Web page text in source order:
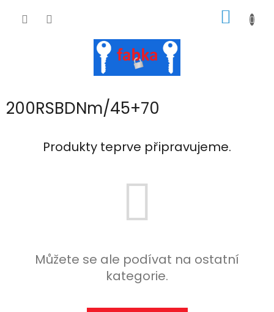
KOŠÍK
200RSBDNm/45+70
Produkty teprve připravujeme.
Můžete se ale podívat na ostatní
kategorie.